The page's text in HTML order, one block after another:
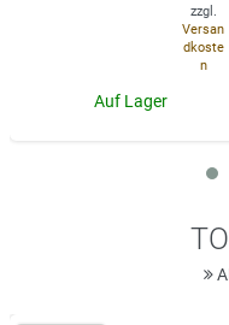
zzgl.
Versan
dkoste
n
Auf Lager